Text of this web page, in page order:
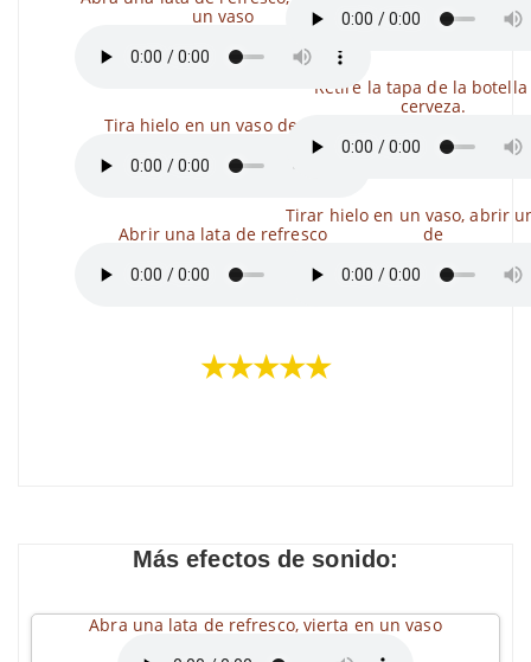
un vaso
Tira hielo en un vaso de agua
Abrir una lata de refresco
Retire la tapa de la
cerveza.
Tirar hielo en un vaso, abrir
de
★★★★★
Más efectos de sonido:
Abra una lata de refresco, vierta en un vaso